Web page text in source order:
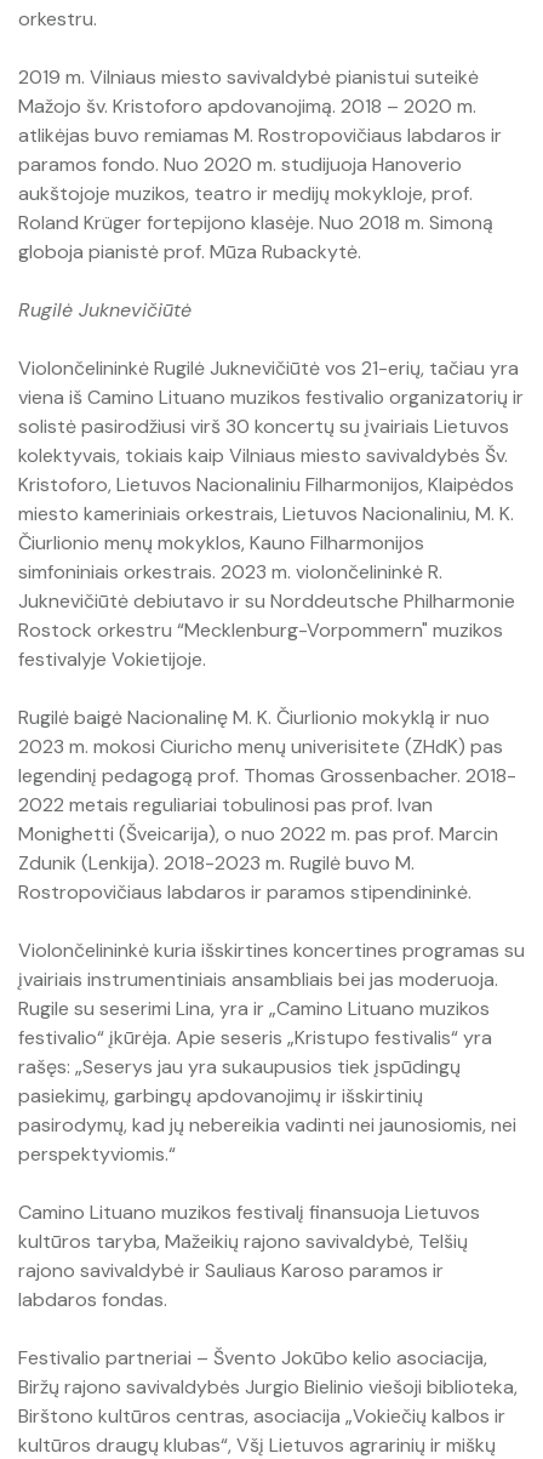
orkestru.
2019 m. Vilniaus miesto savivaldybė pianistui suteikė
Mažojo šv. Kristoforo apdovanojimą. 2018 – 2020 m.
atlikėjas buvo remiamas M. Rostropovičiaus labdaros ir
paramos fondo. Nuo 2020 m. studijuoja Hanoverio
aukštojoje muzikos, teatro ir medijų mokykloje, prof.
Roland Krüger fortepijono klasėje. Nuo 2018 m. Simoną
globoja pianistė prof. Mūza Rubackytė.
Rugilė Juknevičiūtė
Violončelininkė Rugilė Juknevičiūtė vos 21-erių, tačiau yra
viena iš Camino Lituano muzikos festivalio organizatorių ir
solistė pasirodžiusi virš 30 koncertų su įvairiais Lietuvos
kolektyvais, tokiais kaip Vilniaus miesto savivaldybės Šv.
Kristoforo, Lietuvos Nacionaliniu Filharmonijos, Klaipėdos
miesto kameriniais orkestrais, Lietuvos Nacionaliniu, M. K.
Čiurlionio menų mokyklos, Kauno Filharmonijos
simfoniniais orkestrais. 2023 m. violončelininkė R.
Juknevičiūtė debiutavo ir su Norddeutsche Philharmonie
Rostock orkestru “Mecklenburg-Vorpommern" muzikos
festivalyje Vokietijoje.
Rugilė baigė Nacionalinę M. K. Čiurlionio mokyklą ir nuo
2023 m. mokosi Ciuricho menų univerisitete (ZHdK) pas
legendinį pedagogą prof. Thomas Grossenbacher. 2018-
2022 metais reguliariai tobulinosi pas prof. Ivan
Monighetti (Šveicarija), o nuo 2022 m. pas prof. Marcin
Zdunik (Lenkija). 2018-2023 m. Rugilė buvo M.
Rostropovičiaus labdaros ir paramos stipendininkė.
Violončelininkė kuria išskirtines koncertines programas su
įvairiais instrumentiniais ansambliais bei jas moderuoja.
Rugile su seserimi Lina, yra ir „Camino Lituano muzikos
festivalio“ įkūrėja. Apie seseris „Kristupo festivalis“ yra
rašęs: „Seserys jau yra sukaupusios tiek įspūdingų
pasiekimų, garbingų apdovanojimų ir išskirtinių
pasirodymų, kad jų nebereikia vadinti nei jaunosiomis, nei
perspektyviomis.“
Camino Lituano muzikos festivalį finansuoja Lietuvos
kultūros taryba, Mažeikių rajono savivaldybė, Telšių
rajono savivaldybė ir Sauliaus Karoso paramos ir
labdaros fondas.
Festivalio partneriai – Švento Jokūbo kelio asociacija,
Biržų rajono savivaldybės Jurgio Bielinio viešoji biblioteka,
Birštono kultūros centras, asociacija „Vokiečių kalbos ir
kultūros draugų klubas“, Všį Lietuvos agrarinių ir miškų